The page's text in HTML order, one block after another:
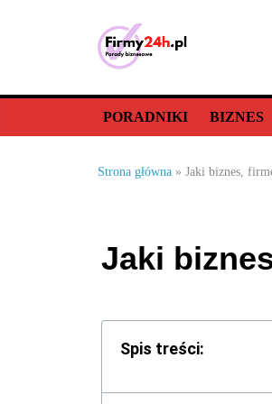
PORADNIKI BIZNES
Strona główna » Jaki biznes,
Jaki
Spis treści: